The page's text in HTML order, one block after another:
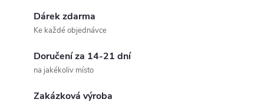
Dárek zdarma
Ke každé objednávce
Doručení za 14-21 dní
na jakékoliv místo
Zakázková výroba